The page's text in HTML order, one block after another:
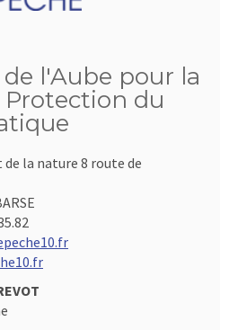
l'Aube pour la
Protection du
de la nature 8 route de